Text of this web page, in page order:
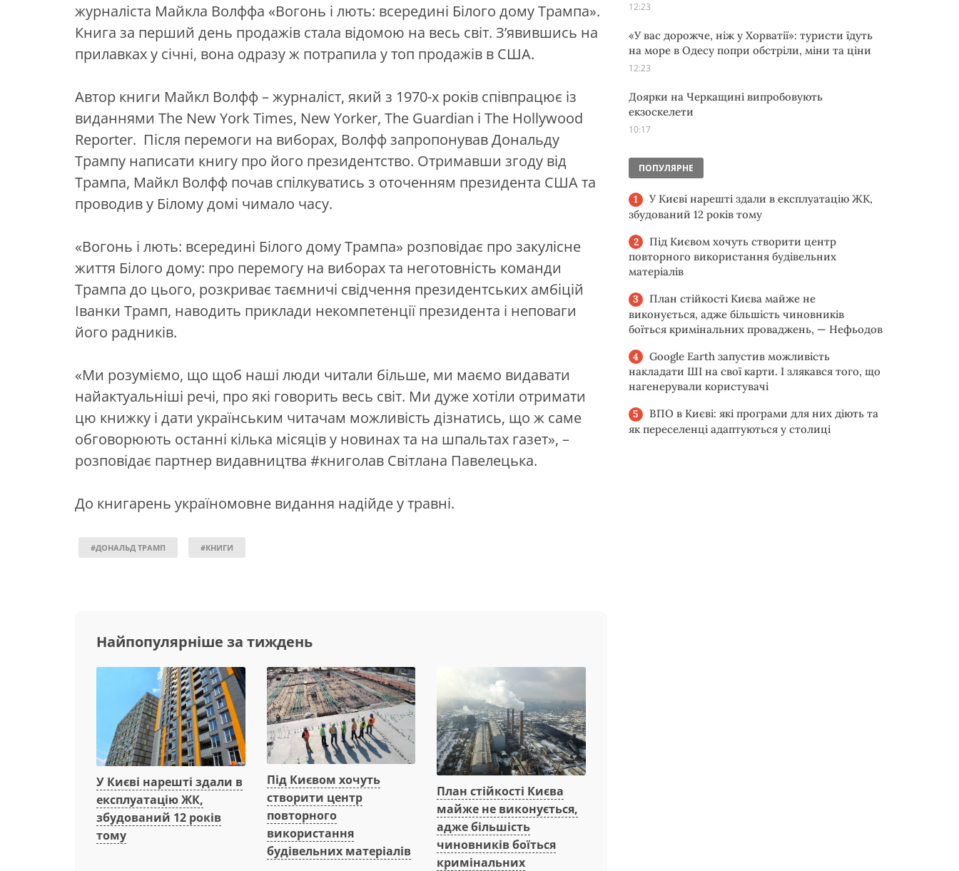
журналіста Майкла Волффа «Вогонь і лють: всередині Білого дому Трампа».
Книга за перший день продажів стала відомою на весь світ. З’явившись на
прилавках у січні, вона одразу ж потрапила у топ продажів в США.
Автор книги Майкл Волфф – журналіст, який з 1970-х років співпрацює із
виданнями The New York Times, New Yorker, The Guardian і The Hollywood
Reporter. Після перемоги на виборах, Волфф запропонував Дональду
Трампу написати книгу про його президентство. Отримавши згоду від
Трампа, Майкл Волфф почав спілкуватись з оточенням президента США та
проводив у Білому домі чимало часу.
«Вогонь і лють: всередині Білого дому Трампа» розповідає про закулісне
життя Білого дому: про перемогу на виборах та неготовність команди
Трампа до цього, розкриває таємничі свідчення президентських амбіцій
Іванки Трамп, наводить приклади некомпетенції президента і неповаги
його радників.
«Ми розуміємо, що щоб наші люди читали більше, ми маємо видавати
найактуальніші речі, про які говорить весь світ. Ми дуже хотіли отримати
цю книжку і дати українським читачам можливість дізнатись, що ж саме
обговорюють останні кілька місяців у новинах та на шпальтах газет», –
розповідає партнер видавництва #книголав Світлана Павелецька.
До книгарень україномовне видання надійде у травні.
#ДОНАЛЬД ТРАМП #КНИГИ
Найпопулярніше за тиждень
У Києві нарешті здали в
експлуатацію ЖК,
збудований 12 років
тому
Під Києвом хочуть
створити центр
повторного
використання
будівельних матеріалів
План стійкості Києва
майже не виконується,
адже більшість
чиновників боїться
кримінальних
12:23
«У вас дорожче, ніж у Хорватії»: туристи їдуть
на море в Одесу попри обстріли, міни та ціни
12:23
Доярки на Черкащині випробовують
екзоскелети
10:17
ПОПУЛЯРНЕ
У Києві нарешті здали в експлуатацію ЖК,
збудований 12 років тому
Під Києвом хочуть створити центр
повторного використання будівельних
матеріалів
План стійкості Києва майже не
виконується, адже більшість чиновників
боїться кримінальних проваджень, — Нефьодов
Google Earth запустив можливість
накладати ШІ на свої карти. І злякався того, що
нагенерували користувачі
ВПО в Києві: які програми для них діють та
як переселенці адаптуються у столиці